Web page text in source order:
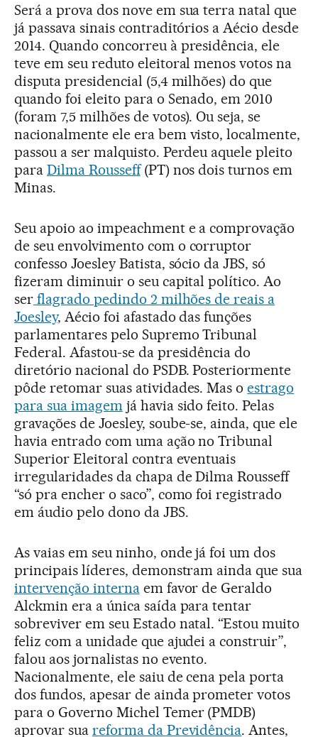
Será a prova dos nove em sua terra natal que
já passava sinais contraditórios a Aécio desde
2014. Quando concorreu à presidência, ele
teve em seu reduto eleitoral menos votos na
disputa presidencial (5,4 milhões) do que
quando foi eleito para o Senado, em 2010
(foram 7,5 milhões de votos). Ou seja, se
nacionalmente ele era bem visto, localmente,
passou a ser malquisto. Perdeu aquele pleito
para Dilma Rousseff(PT) nos dois turnos em
Minas.
Seu apoio ao impeachment e a comprovação
de seu envolvimento com o corruptor
confesso Joesley Batista, sócio da JBS, só
fizeram diminuir o seu capital político. Ao
serflagrado pedindo 2 milhões de reais a
Joesley, Aécio foi afastado das funções
parlamentares pelo Supremo Tribunal
Federal. Afastou-se da presidência do
diretório nacional do PSDB. Posteriormente
pôde retomar suas atividades. Mas oestrago
para sua imagem já havia sido feito. Pelas
gravações de Joesley, soube-se, ainda, que ele
havia entrado com uma ação no Tribunal
Superior Eleitoral contra eventuais
irregularidades da chapa de Dilma Rousseff
“só pra encher o saco”, como foi registrado
em áudio pelo dono da JBS.
As vaias em seu ninho, onde já foi um dos
principais líderes, demonstram ainda que sua
intervenção internaem favor de Geraldo
Alckmin era a única saída para tentar
sobreviver em seu Estado natal. “Estou muito
feliz com a unidade que ajudei a construir”,
falou aos jornalistas no evento.
Nacionalmente, ele saiu de cena pela porta
dos fundos, apesar de ainda prometer votos
para o Governo Michel Temer (PMDB)
aprovar sua reforma da Previdência. Antes,